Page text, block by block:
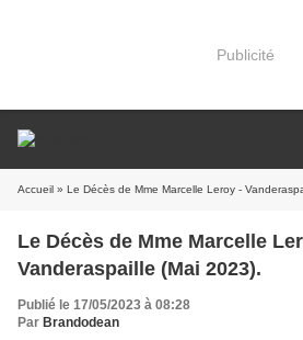
Publicité
Accueil » Le Décès de Mme Marcelle Leroy -
Le Décès de Mme Marcelle
Vanderaspaille (Mai 2023).
Publié le 17/05/2023 à 08:28
Par Brandodean